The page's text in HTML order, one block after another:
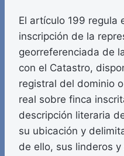
El artículo 199 regula
inscripción de la
georreferenciada de
con el Catastro,
registral del dominio
real sobre finca
descripción literaria
su ubicación y
de ello, sus linderos